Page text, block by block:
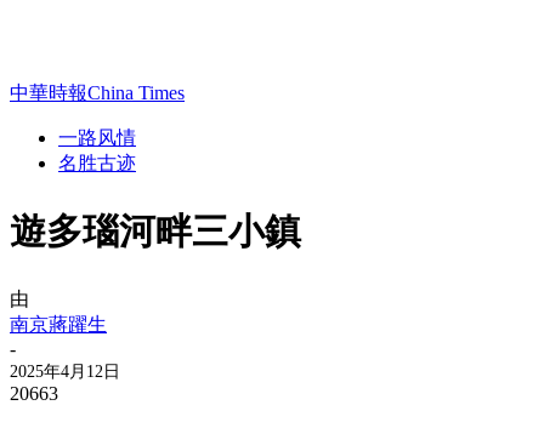
中華時報China Times
一路风情
名胜古迹
遊多瑙河畔三小鎮
由
南京蔣躍生
-
2025年4月12日
20663